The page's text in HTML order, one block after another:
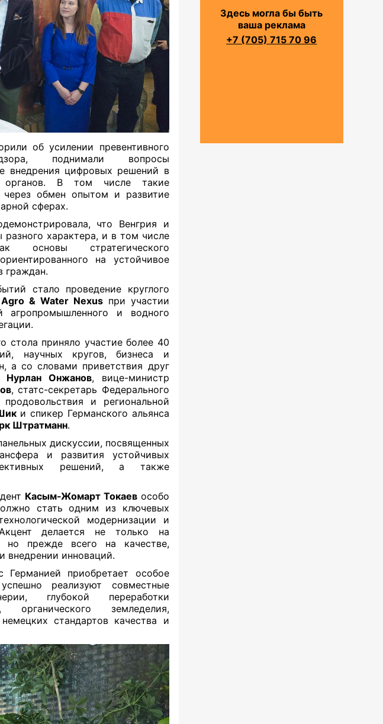
об усилении превентивного
поднимали вопросы
внедрения цифровых решений в
органов. В том числе такие
через обмен опытом и развитие
сферах.
что Венгрия и
характера, и в том числе
основы стратегического
на устойчивое
граждан.
стало проведение круглого
& Water Nexusпри участии
агропромышленного и водного
приняло участие более 40
научных кругов, бизнеса и
а со словами приветствия друг
Нурлан Онжанов, вице-министр
, статс-секретарь Федерального
и региональной
и спикер Германского альянса
Штратманн.
дискуссии, посвященных
и развития устойчивых
решений, а также
Касым-Жомарт Токаевособо
стать одним из ключевых
модернизации и
делается не только на
но прежде всего на качестве,
внедрении инноваций.
Германией приобретает особое
реализуют совместные
глубокой переработки
органического земледелия,
стандартов качества и
Здесь могла бы быть
ваша реклама
+7 (705) 715 70 96